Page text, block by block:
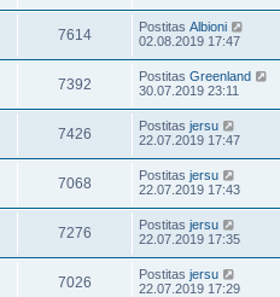
7614 Postitas Albioni
02.08.2019 17:47
7392 Postitas Greenland
30.07.2019 23:11
7426 Postitas jersu
22.07.2019 17:47
7068 Postitas jersu
22.07.2019 17:43
7276 Postitas jersu
22.07.2019 17:35
7026 Postitas jersu
22.07.2019 17:29